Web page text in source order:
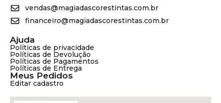
vendas@magiadascorestintas.com.br
financeiro@magiadascorestintas.com.br
Ajuda
Políticas de privacidade
Políticas de Devolução
Políticas de Pagamentos
Políticas de Entrega
Meus Pedidos
Editar cadastro